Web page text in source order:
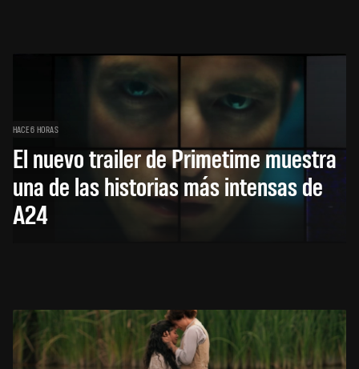
HACE 6 HORAS
El nuevo trailer de Primetime muestra
una de las historias más intensas de
A24